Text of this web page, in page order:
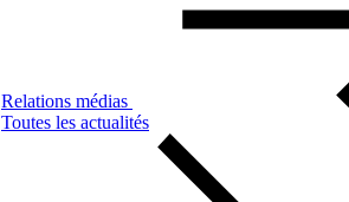
Relations médias
Toutes les actualités